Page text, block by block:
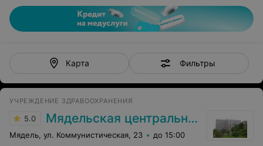
Карта Фильтры
УЧРЕЖДЕНИЕ ЗДРАВООХРАНЕНИЯ
5.0 Мядельская центральная районная больница
Мядель, ул. Коммунистическая, 23 до 15:00